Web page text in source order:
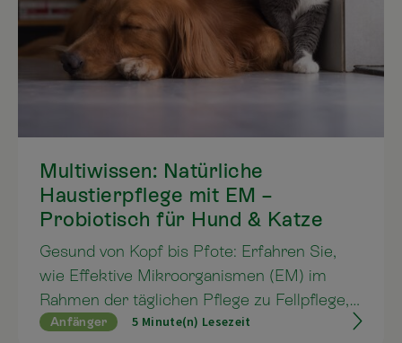
Multiwissen: Natürliche
Haustierpflege mit EM –
Probiotisch für Hund & Katze
Gesund von Kopf bis Pfote: Erfahren Sie,
wie Effektive Mikroorganismen (EM) im
Rahmen der täglichen Pflege zu Fellpflege,
Hygiene und allgemeinem Wohlbefinden
Anfänger 5 Minute(n) Lesezeit